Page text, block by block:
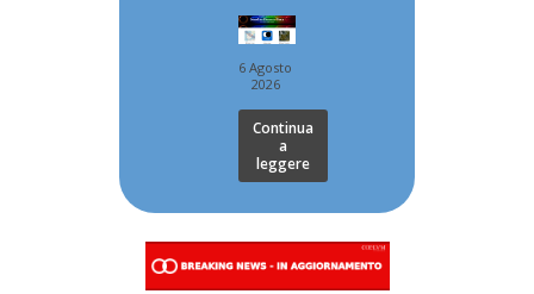
6 Agosto
2026
Continua
a
leggere